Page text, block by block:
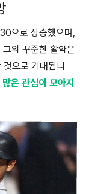
으로 상승했으며,
의 꾸준한 활약은
으로 기대됩니
은 관심이 모아지